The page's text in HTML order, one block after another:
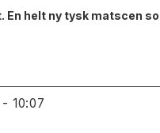
En helt ny tysk matscen
- 10:07